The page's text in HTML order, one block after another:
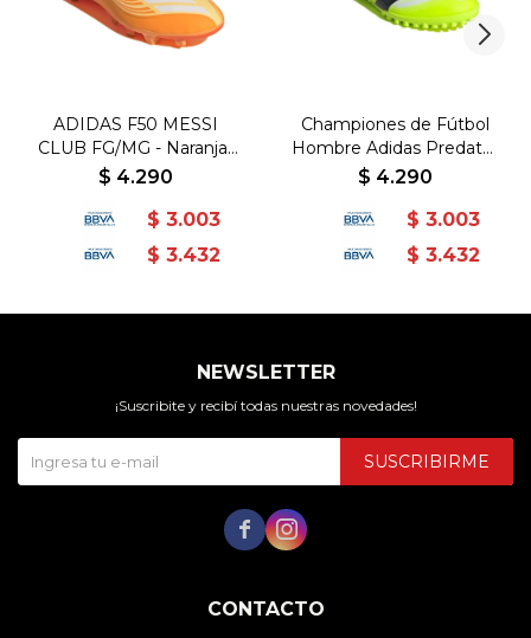
ADIDAS F50 MESSI
CLUB FG/MG - Naranja-
Dorado
$ 4.290
$ 3.003
$ 3.432
Championes de Fútbol
Hombre Adidas Predator
Club TF - Blanco-Negro
$ 4.290
$ 3.003
$ 3.432
CONTACTO
NEWSLETTER
¡Suscribite y recibí todas nuestras novedades!
SUSCRIBIRME
 